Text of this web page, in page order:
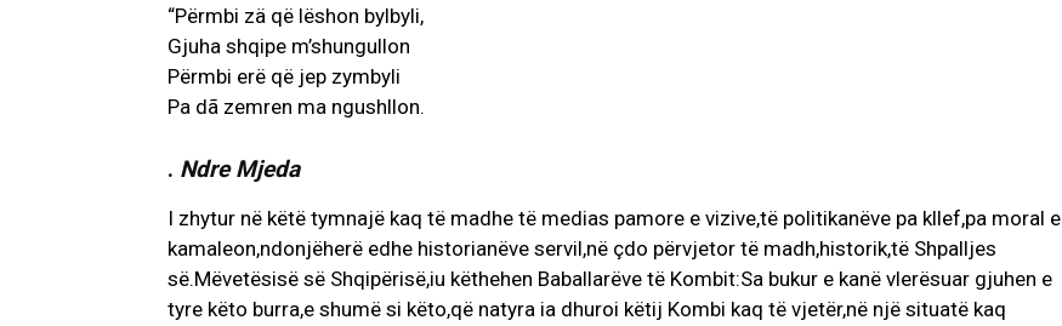
“Përmbi zä që lëshon bylbyli,
Gjuha shqipe m’shungullon
Përmbi erë që jep zymbyli
Pa dã zemren ma ngushllon.
. Ndre Mjeda
I zhytur në këtë tymnajë kaq të madhe të medias pamore e vizive,të politikanëve pa kllef,pa moral e
kamaleon,ndonjëherë edhe historianëve servil,në çdo përvjetor të madh,historik,të Shpalljes
së.Mëvetësisë së Shqipërisë,iu këthehen Baballarëve të Kombit:Sa bukur e kanë vlerësuar gjuhen e
tyre këto burra,e shumë si këto,që natyra ia dhuroi këtij Kombi kaq të vjetër,në një situatë kaq